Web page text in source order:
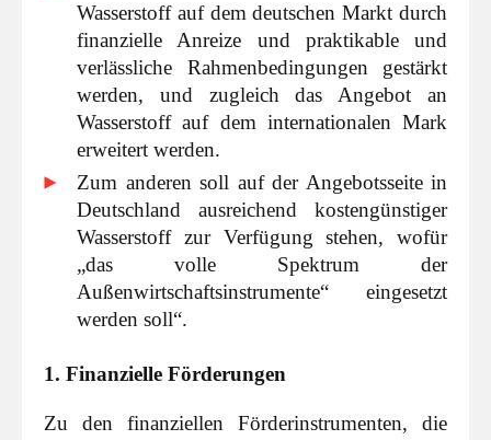
Wasserstoff auf dem deutschen Markt durch
finanzielle Anreize und praktikable und
verlässliche Rahmenbedingungen gestärkt
werden, und zugleich das Angebot an
Wasserstoff auf dem internationalen Mark
erweitert werden.
Zum anderen soll auf der Angebotsseite in
Deutschland ausreichend kostengünstiger
Wasserstoff zur Verfügung stehen, wofür
„das volle Spektrum der
Außenwirtschaftsinstrumente“ eingesetzt
werden soll“.
1. Finanzielle Förderungen
Zu den finanziellen Förderinstrumenten, die